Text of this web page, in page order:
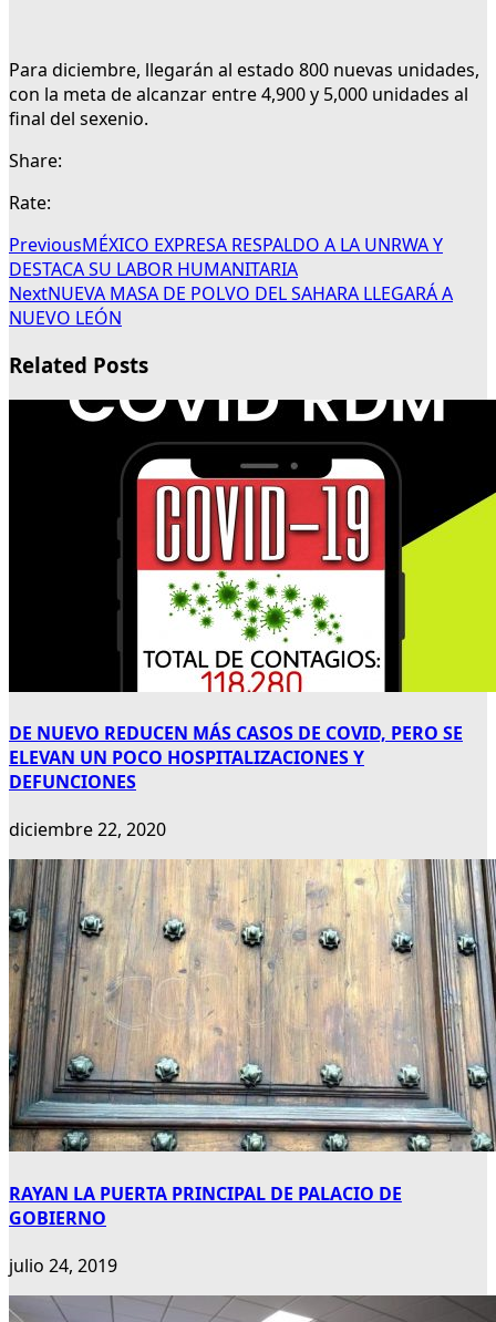
Para diciembre, llegarán al estado 800 nuevas unidades,
con la meta de alcanzar entre 4,900 y 5,000 unidades al
final del sexenio.
Share:
Rate:
PreviousMÉXICO EXPRESA RESPALDO A LA UNRWA Y
DESTACA SU LABOR HUMANITARIA
NextNUEVA MASA DE POLVO DEL SAHARA LLEGARÁ A
NUEVO LEÓN
Related Posts
DE NUEVO REDUCEN MÁS CASOS DE COVID, PERO SE
ELEVAN UN POCO HOSPITALIZACIONES Y
DEFUNCIONES
diciembre 22, 2020
RAYAN LA PUERTA PRINCIPAL DE PALACIO DE
GOBIERNO
julio 24, 2019